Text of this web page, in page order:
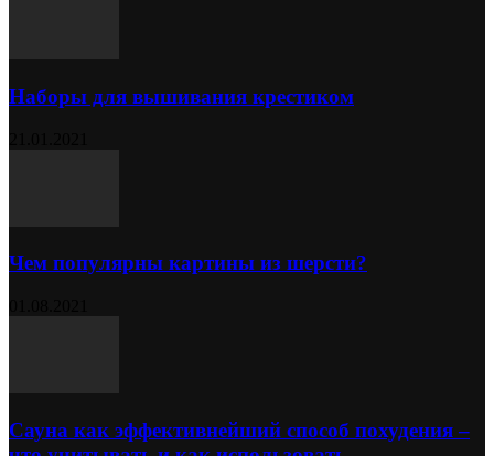
Наборы для вышивания крестиком
Чем популярны картины из шерсти?
Сауна как эффективнейший способ похудения –